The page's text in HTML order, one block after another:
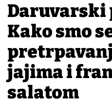
Kako smo
jajima i
salatom